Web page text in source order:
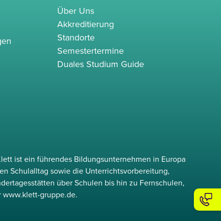
Über Uns
Akkreditierung
Standorte
Semestertermine
Duales Studium Guide
ist ein führendes Bildungsunternehmen in Europa
Schulalltag sowie die Unterrichtsvorbereitung,
über Schulen bis hin zu Fernschulen,
www.klett-gruppe.de.